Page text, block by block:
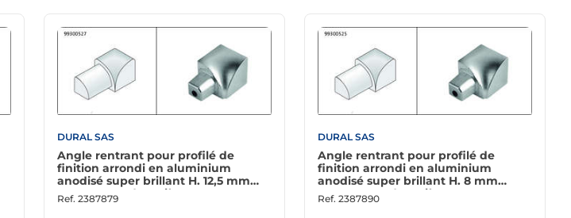
DURAL SAS
Angle rentrant pour profilé de
finition arrondi en aluminium
anodisé super brillant H. 12,5 mm
argent - Lot de 2 pièces
Ref. 2387879
DURAL SAS
Angle rentrant pour profilé de
finition arrondi en aluminium
anodisé super brillant H. 8 mm
argent - Lot de 2 pièces
Ref. 2387890